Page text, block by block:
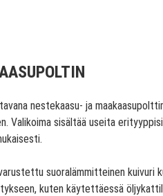
nestekaasu- ja
Valikoima sisältää useita
suoralämmitteinen kuivuri
kuten käytettäessä